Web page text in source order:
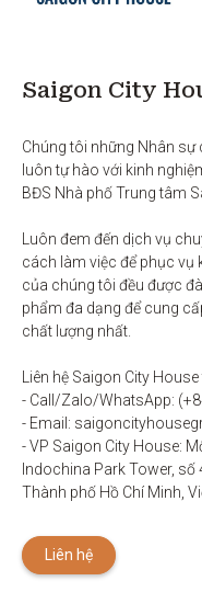
Saigon City
Chúng tôi những Nhân
luôn tự hào với kinh
BĐS Nhà phố Trung tâm
Luôn đem đến dịch vụ
cách làm việc để phục vụ
của chúng tôi đều được
phẩm đa dạng để cung
chất lượng nhất.
Liên hệ Saigon City House
- Call/Zalo/WhatsApp:
- Email:
- VP Saigon City House:
Indochina Park Tower, số
Thành phố Hồ Chí Minh,
Liên hệ